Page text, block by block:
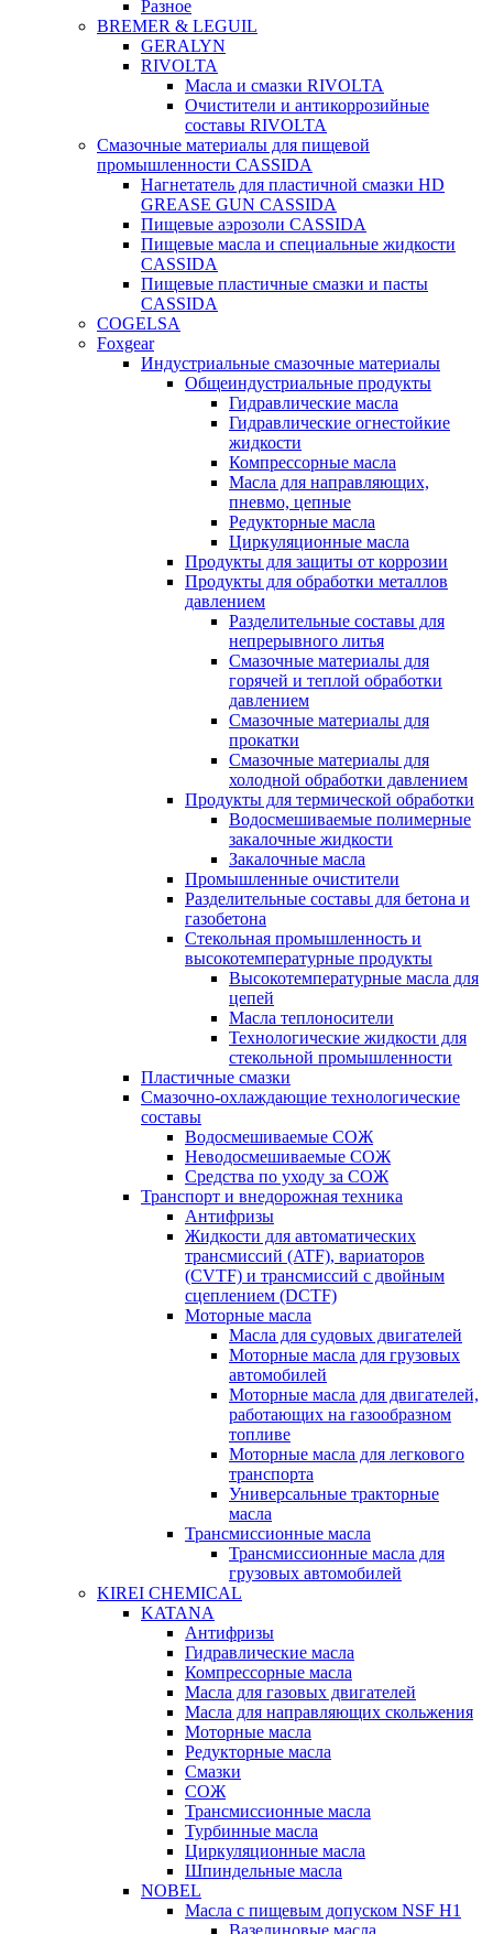
Разное
BREMER & LEGUIL
GERALYN
RIVOLTA
Масла и смазки RIVOLTA
Очистители и антикоррозийные
составы RIVOLTA
Смазочные материалы для пищевой
промышленности CASSIDA
Нагнетатель для пластичной смазки HD
GREASE GUN CASSIDA
Пищевые аэрозоли CASSIDA
Пищевые масла и специальные жидкости
CASSIDA
Пищевые пластичные смазки и пасты
CASSIDA
COGELSA
Foxgear
Индустриальные смазочные материалы
Общеиндустриальные продукты
Гидравлические масла
Гидравлические огнестойкие
жидкости
Компрессорные масла
Масла для направляющих,
пневмо, цепные
Редукторные масла
Циркуляционные масла
Продукты для защиты от коррозии
Продукты для обработки металлов
давлением
Разделительные составы для
непрерывного литья
Смазочные материалы для
горячей и теплой обработки
давлением
Смазочные материалы для
прокатки
Смазочные материалы для
холодной обработки давлением
Продукты для термической обработки
Водосмешиваемые полимерные
закалочные жидкости
Закалочные масла
Промышленные очистители
Разделительные составы для бетона и
газобетона
Стекольная промышленность и
высокотемпературные продукты
Высокотемпературные масла для
цепей
Масла теплоносители
Технологические жидкости для
стекольной промышленности
Пластичные смазки
Смазочно-охлаждающие технологические
составы
Водосмешиваемые СОЖ
Неводосмешиваемые СОЖ
Средства по уходу за СОЖ
Транспорт и внедорожная техника
Антифризы
Жидкости для автоматических
трансмиссий (ATF), вариаторов
(CVTF) и трансмиссий с двойным
сцеплением (DCTF)
Моторные масла
Масла для судовых двигателей
Моторные масла для грузовых
автомобилей
Моторные масла для двигателей,
работающих на газообразном
топливе
Моторные масла для легкового
транспорта
Универсальные тракторные
масла
Трансмиссионные масла
Трансмиссионные масла для
грузовых автомобилей
KIREI CHEMICAL
KATANA
Антифризы
Гидравлические масла
Компрессорные масла
Масла для газовых двигателей
Масла для направляющих скольжения
Моторные масла
Редукторные масла
Смазки
СОЖ
Трансмиссионные масла
Турбинные масла
Циркуляционные масла
Шпиндельные масла
NOBEL
Масла с пищевым допуском NSF H1
Вазелиновые масла